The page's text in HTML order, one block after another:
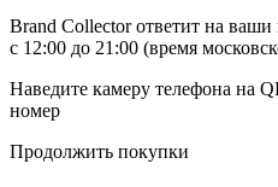
Brand Collector ответит на
с 12:00 до 21:00 (время
Наведите камеру телефона на
номер
Продолжить покупки